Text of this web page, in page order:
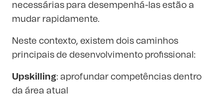
necessárias para desempenhá-las estão a
mudar rapidamente.
Neste contexto, existem dois caminhos
principais de desenvolvimento profissional:
Upskilling: aprofundar competências dentro
da área atual